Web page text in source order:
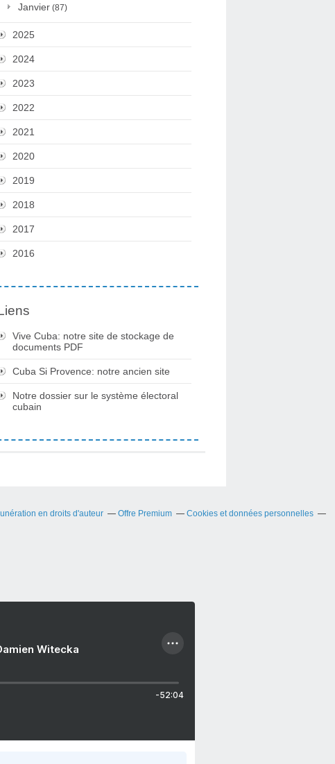
Janvier (87)
2025
2024
2023
2022
2021
2020
2019
2018
2017
2016
Vive Cuba: notre site de stockage de
documents PDF
Cuba Si Provence: notre ancien site
Notre dossier sur le système électoral
cubain
en droits d'auteur Offre Premium
Cookies et données personnelles
Witecka
-52:04